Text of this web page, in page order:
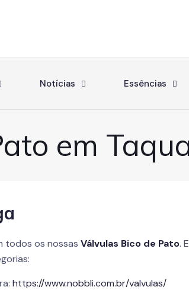
Notícias Essências
em
todos os nossasVálvulas Bico de Pato.
https://www.nobbli.com.br/valvulas/